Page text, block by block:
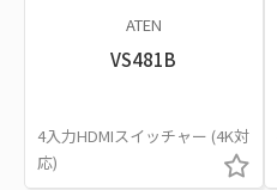
ATEN
VS481B
4入力HDMIスイッチャー (4K対
応)